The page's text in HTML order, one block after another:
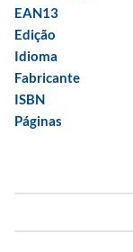
EAN13
Edição
Idioma
Fabricante
ISBN
Páginas